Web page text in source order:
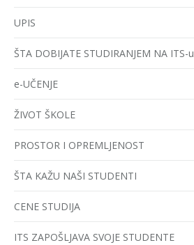
UPIS
ŠTA DOBIJATE STUDIRANJEM NA ITS-u
e-UČENJE
ŽIVOT ŠKOLE
PROSTOR I OPREMLJENOST
ŠTA KAŽU NAŠI STUDENTI
CENE STUDIJA
ITS ZAPOŠLJAVA SVOJE STUDENTE